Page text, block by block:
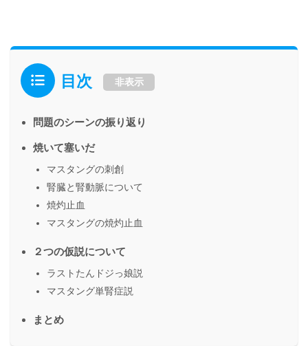
目次 非表示
問題のシーンの振り返り
焼いて塞いだ
マスタングの刺創
腎臓と腎動脈について
焼灼止血
マスタングの焼灼止血
２つの仮説について
ラストたんドジっ娘説
マスタング単腎症説
まとめ